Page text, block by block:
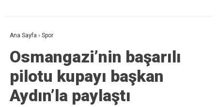
Ana Sayfa › Spor
Osmangazi’nin başarılı
pilotu kupayı başkan
Aydın’la paylaştı